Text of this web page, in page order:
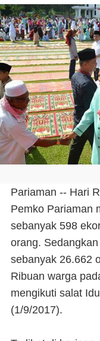
Pariaman -- Hari
Pemko Pariaman
sebanyak 598
orang.
sebanyak 26.662
Ribuan warga
mengikuti salat
(1/9/2017).